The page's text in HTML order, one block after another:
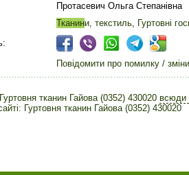
Протасевич Ольга Степанівна
Тканини, текстиль, Гуртовні
Повідомити про помилку / зміни
тканин Гайова (0352) 430020 всюди
Гуртовня тканин Гайова (0352) 430020